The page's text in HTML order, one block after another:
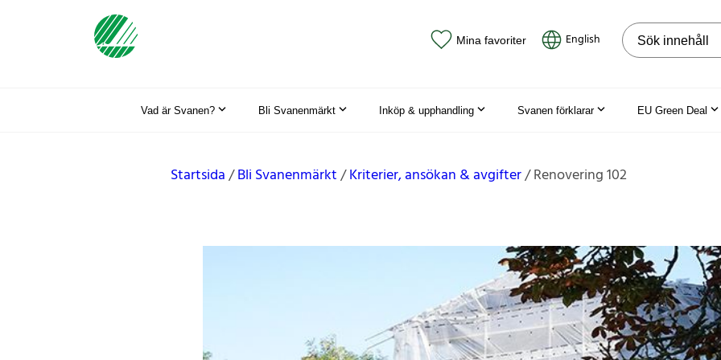
Mina favoriter English Sök på
Vad är Svanen? Bli Svanenmärkt Inköp & upphandling Svanen förklarar EU Green Deal
Startsida Bli Svanenmärkt Kriterier, ansökan & avgifter Renovering 102